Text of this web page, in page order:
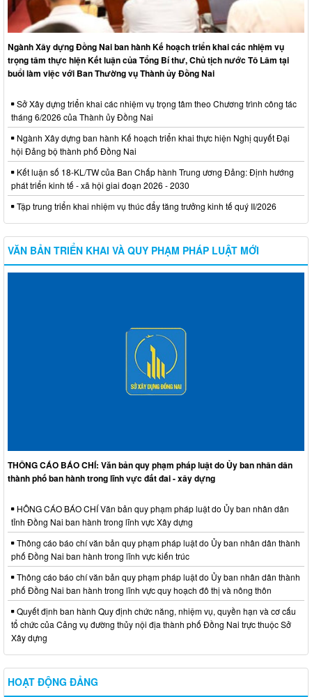
Ngành Xây dựng Đồng Nai ban hành Kế hoạch triển khai các nhiệm vụ
trọng tâm thực hiện Kết luận của Tổng Bí thư, Chủ tịch nước Tô Lâm tại
buổi làm việc với Ban Thường vụ Thành ủy Đồng Nai
Sở Xây dựng triển khai các nhiệm vụ trọng tâm theo Chương trình công tác
tháng 6/2026 của Thành ủy Đồng Nai
Ngành Xây dựng ban hành Kế hoạch triển khai thực hiện Nghị quyết Đại
hội Đảng bộ thành phố Đồng Nai
Kết luận số 18-KL/TW của Ban Chấp hành Trung ương Đảng: Định hướng
phát triển kinh tế - xã hội giai đoạn 2026 - 2030
Tập trung triển khai nhiệm vụ thúc đẩy tăng trưởng kinh tế quý II/2026
VĂN BẢN TRIỂN KHAI VÀ QUY PHẠM PHÁP LUẬT MỚI
THÔNG CÁO BÁO CHÍ: Văn bản quy phạm pháp luật do Ủy ban nhân dân
thành phố ban hành trong lĩnh vực đất đai - xây dựng
HÔNG CÁO BÁO CHÍ Văn bản quy phạm pháp luật do Ủy ban nhân dân
tỉnh Đồng Nai ban hành trong lĩnh vực Xây dựng
Thông cáo báo chí văn bản quy phạm pháp luật do Ủy ban nhân dân thành
phố Đồng Nai ban hành trong lĩnh vực kiến trúc
Thông cáo báo chí văn bản quy phạm pháp luật do Ủy ban nhân dân thành
phố Đồng Nai ban hành trong lĩnh vực quy hoạch đô thị và nông thôn
Quyết định ban hành Quy định chức năng, nhiệm vụ, quyền hạn và cơ cấu
tổ chức của Cảng vụ đường thủy nội địa thành phố Đồng Nai trực thuộc Sở
Xây dựng
HOẠT ĐỘNG ĐẢNG